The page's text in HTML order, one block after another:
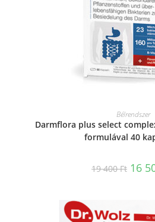
KOSÁRBA
Bélrendszer
Darmflora plus select
formulával 40
19 400Ft 16